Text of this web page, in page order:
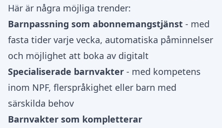
Här är några möjliga trender:
Barnpassning som abonnemangstjänst - med
fasta tider varje vecka, automatiska påminnelser
och möjlighet att boka av digitalt
Specialiserade barnvakter - med kompetens
inom NPF, flerspråkighet eller barn med
särskilda behov
Barnvakter som kompletterar